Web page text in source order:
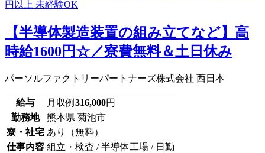
【半導体製造装置の組み立てなど】高
時給1600円☆／寮費無料＆土日休み
パーソルファクトリーパートナーズ株式会社 西日本
給与 月収例 316,000円
勤務地
熊本県 菊池市
寮・社宅 あり（無料）
仕事内容 組立・検査 / 半導体工場 / 日勤